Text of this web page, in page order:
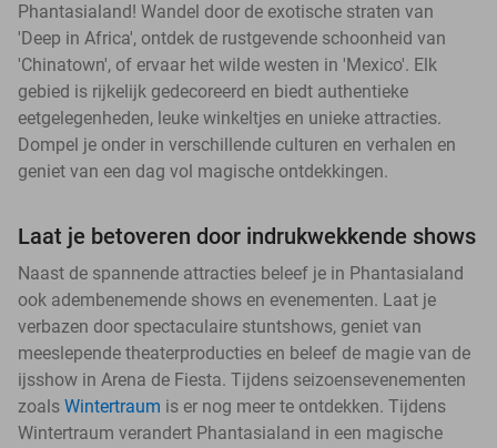
Phantasialand! Wandel door de exotische straten van
'Deep in Africa', ontdek de rustgevende schoonheid van
'Chinatown', of ervaar het wilde westen in 'Mexico'. Elk
gebied is rijkelijk gedecoreerd en biedt authentieke
eetgelegenheden, leuke winkeltjes en unieke attracties.
Dompel je onder in verschillende culturen en verhalen en
geniet van een dag vol magische ontdekkingen.
Laat je betoveren door indrukwekkende shows
Naast de spannende attracties beleef je in Phantasialand
ook adembenemende shows en evenementen. Laat je
verbazen door spectaculaire stuntshows, geniet van
meeslepende theaterproducties en beleef de magie van de
ijsshow in Arena de Fiesta. Tijdens seizoensevenementen
zoals Wintertraum is er nog meer te ontdekken. Tijdens
Wintertraum verandert Phantasialand in een magische